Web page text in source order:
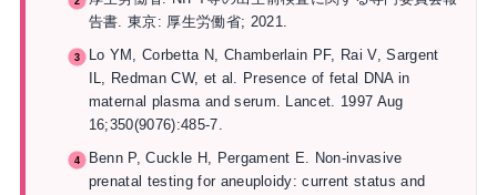
告書. 東京: 厚生労働省; 2021.
Lo YM, Corbetta N, Chamberlain PF, Rai V, Sargent
IL, Redman CW, et al. Presence of fetal DNA in
maternal plasma and serum. Lancet. 1997 Aug
16;350(9076):485-7.
Benn P, Cuckle H, Pergament E. Non-invasive
prenatal testing for aneuploidy: current status and